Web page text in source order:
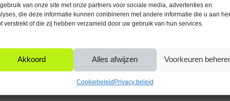
van onze site met onze partners voor sociale media, advertenties en
die deze informatie kunnen combineren met andere informatie die u aan
verstrekt of die zij hebben verzameld door uw gebruik van hun services.
Akkoord Alles afwijzen Voorkeuren
Cookiebeleid Privacy beleid
winkelwagen Toevoegen aan winkelwagen
Toont alle 4 resultaten